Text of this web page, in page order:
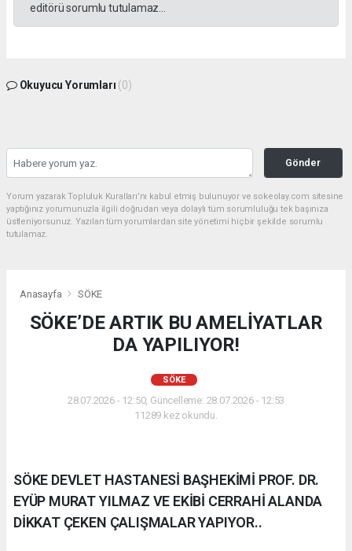
editörü sorumlu tutulamaz...
Okuyucu Yorumları (0)
Gönder
Yorum yazarak Topluluk Kuralları’nı kabul etmiş bulunuyor ve sokeolay.com sitesine
yaptığınız yorumunuzla ilgili doğrudan veya dolaylı tüm sorumluluğu tek başınıza
üstleniyorsunuz. Yazılan tüm yorumlardan site yönetimi hiçbir şekilde sorumlu
tutulamaz.
Anasayfa SÖKE
SÖKE’DE ARTIK BU AMELİYATLAR
DA YAPILIYOR!
SÖKE
28.07.2026 - 12:50, Güncelleme: 28.07.2026 - 12:53
11289 kez okundu.
SÖKE DEVLET HASTANESİ BAŞHEKİMİ PROF. DR.
EYÜP MURAT YILMAZ VE EKİBİ CERRAHİ ALANDA
DİKKAT ÇEKEN ÇALIŞMALAR YAPIYOR..